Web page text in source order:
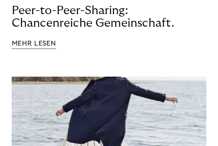
Peer-to-Peer-Sharing:
Chancenreiche Gemeinschaft.
MEHR LESEN